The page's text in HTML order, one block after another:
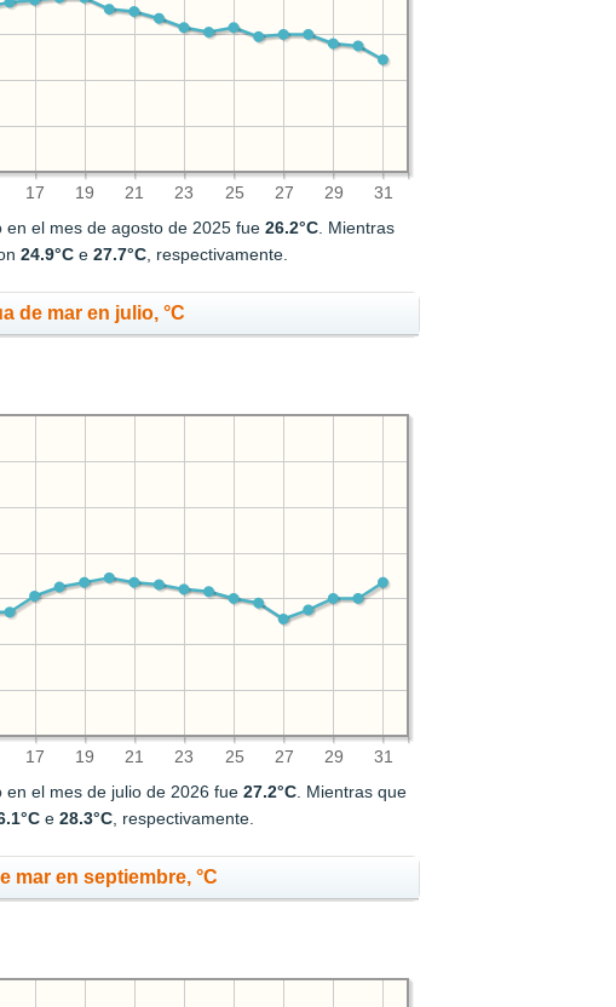
17 19 21 23 25 27 29 31
en el mes de agosto de 2025 fue26.2°C. Mientras
24.9°C e27.7°C, respectivamente.
de mar en julio, °C
17 19 21 23 25 27 29 31
en el mes de julio de 2026 fue27.2°C. Mientras que
e28.3°C, respectivamente.
mar en septiembre, °C